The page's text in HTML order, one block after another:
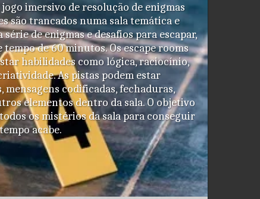
imersivo de resolução de enigmas
são trancados numa sala temática e
de enigmas e desafios para escapar,
de 60 minutos. Os escape rooms
habilidades como lógica, raciocínio,
As pistas podem estar
mensagens codificadas, fechaduras,
elementos dentro da sala. O objetivo
os mistérios da sala para conseguir
acabe.